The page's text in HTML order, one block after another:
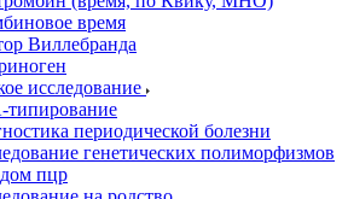
время
Виллебранда
исследование
периодической болезни
генетических полиморфизмов
пцр